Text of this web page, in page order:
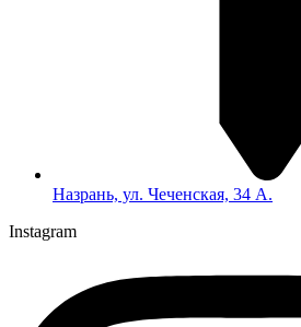
Назрань, ул. Чеченская, 34 А.
Instagram